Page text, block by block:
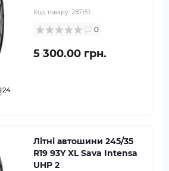
24
Код товару: 287151
0
5 300.00 грн.
Літні автошини 245/35
R19 93Y XL Sava Intensa
UHP 2